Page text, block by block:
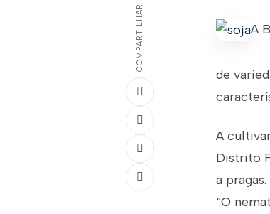
COMPARTILHAR A
de
A
Distrito
a pragas.
“O